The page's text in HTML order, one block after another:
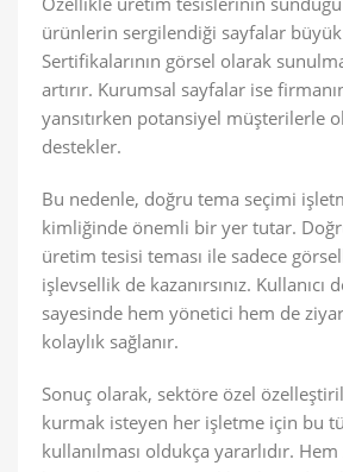
ürünlerin sergilendiği sayfalar
Sertifikalarının görsel olarak
artırır. Kurumsal sayfalar ise
yansıtırken potansiyel müşterilerle
destekler.
Bu nedenle, doğru tema seçimi
kimliğinde önemli bir yer tutar.
üretim tesisi teması ile sadece
işlevsellik de kazanırsınız. Kullanıcı
sayesinde hem yönetici hem de
kolaylık sağlanır.
Sonuç olarak, sektöre özel
kurmak isteyen her işletme için bu
kullanılması oldukça yararlıdır.